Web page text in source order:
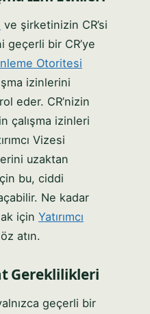
ve şirketinizin CR’si
geçerli bir CR’ye
Otoritesi
izinlerini
eder. CR’nizin
çalışma izinleri
Vizesi
uzaktan
bu, ciddi
Ne kadar
için Yatırımcı
atın.
Gereklilikleri
geçerli bir